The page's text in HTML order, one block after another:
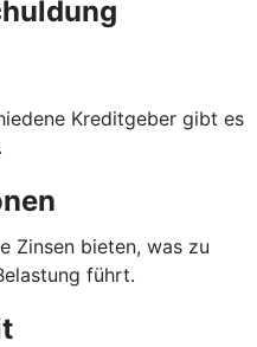
Kreditgeber gibt es
Zinsen bieten, was zu
führt.